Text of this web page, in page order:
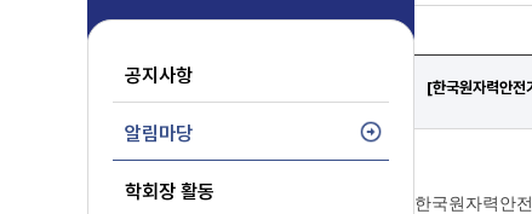
공지사항
알림마당
학회장 활동
[한국원자력안전
한국원자력안